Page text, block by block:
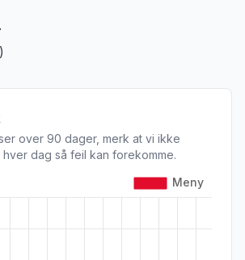
over 90 dager, merk at vi ikke
dag så feil kan forekomme.